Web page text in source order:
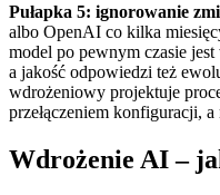
Pułapka 5: ignorowanie
albo OpenAI co kilka
model po pewnym czasie
a jakość odpowiedzi też
wdrożeniowy projektuje
przełączeniem konfiguracji,
Wdrożenie AI –